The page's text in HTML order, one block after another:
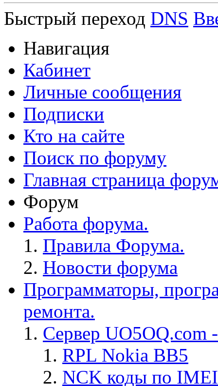
Быстрый переход DNS
Навигация
Кабинет
Личные сообщения
Подписки
Кто на сайте
Поиск по форуму
Главная страница
Форум
Работа форума.
Правила Форума.
Новости форума
Программаторы,
ремонта.
Сервер
RPL Nokia BB5
NCK коды по IMEI